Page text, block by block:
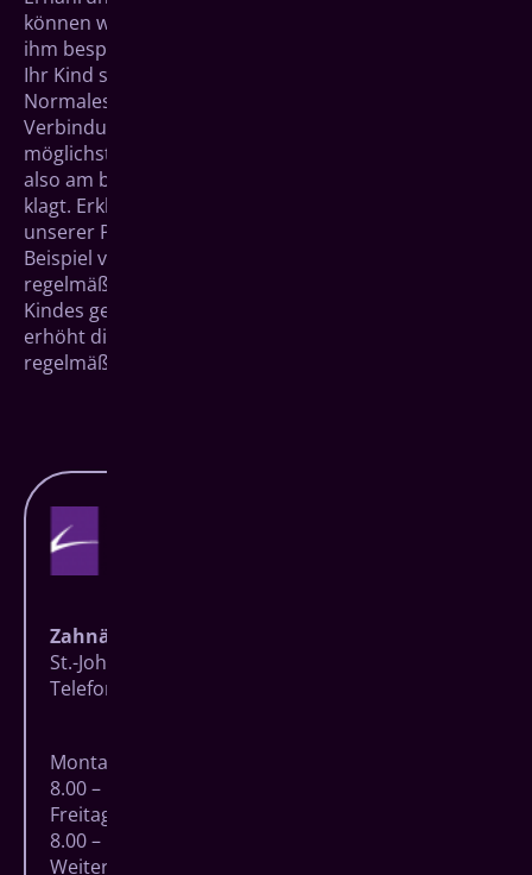
können wir diese Aspekte direkt und kindgerecht mit
ihm besprechen.
Ihr Kind sollte Zahnarztbesuche möglichst als etwas
Normales empfinden und nicht mit Schmerzen in
Verbindung bringen. Der erste Besuch sollte eine
möglichst neutrale Erfahrung sein. Suchen Sie uns
also am besten auf, bevor Ihr Kind über Schmerzen
klagt. Erklären Sie Ihrem Kind, warum der Besuch in
unserer Praxis so wichtig ist, gehen Sie mit gutem
Beispiel voran und lassen Sie sich selbst auch
regelmäßig untersuchen. Eine positive Haltung Ihres
Kindes gegenüber der zahnärztlichen Behandlung
erhöht die Chance, dass es auch als Erwachsener
regelmäßig seine Zähne untersuchen lässt.
Zahnärzte Baumgarten
St.-Johann-Straße 27 | 57074 Siegen
Telefon
Montag – Donnerstag
8.00 – 18.00 Uhr
Freitag
8.00 – 15.00 Uhr
Weitere Termine nach Vereinbarung